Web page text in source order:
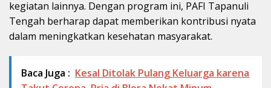
kegiatan lainnya. Dengan program ini, PAFI Tapanuli
Tengah berharap dapat memberikan kontribusi nyata
dalam meningkatkan kesehatan masyarakat.
Baca Juga : Kesal Ditolak Pulang Keluarga karena